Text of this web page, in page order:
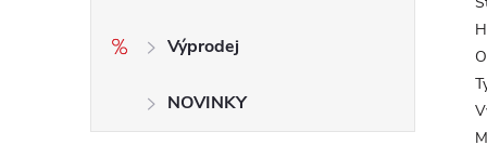
Výprodej
NOVINKY